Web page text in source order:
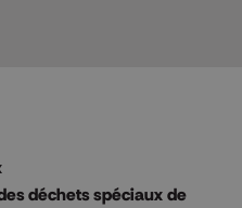
déchets spéciauxde